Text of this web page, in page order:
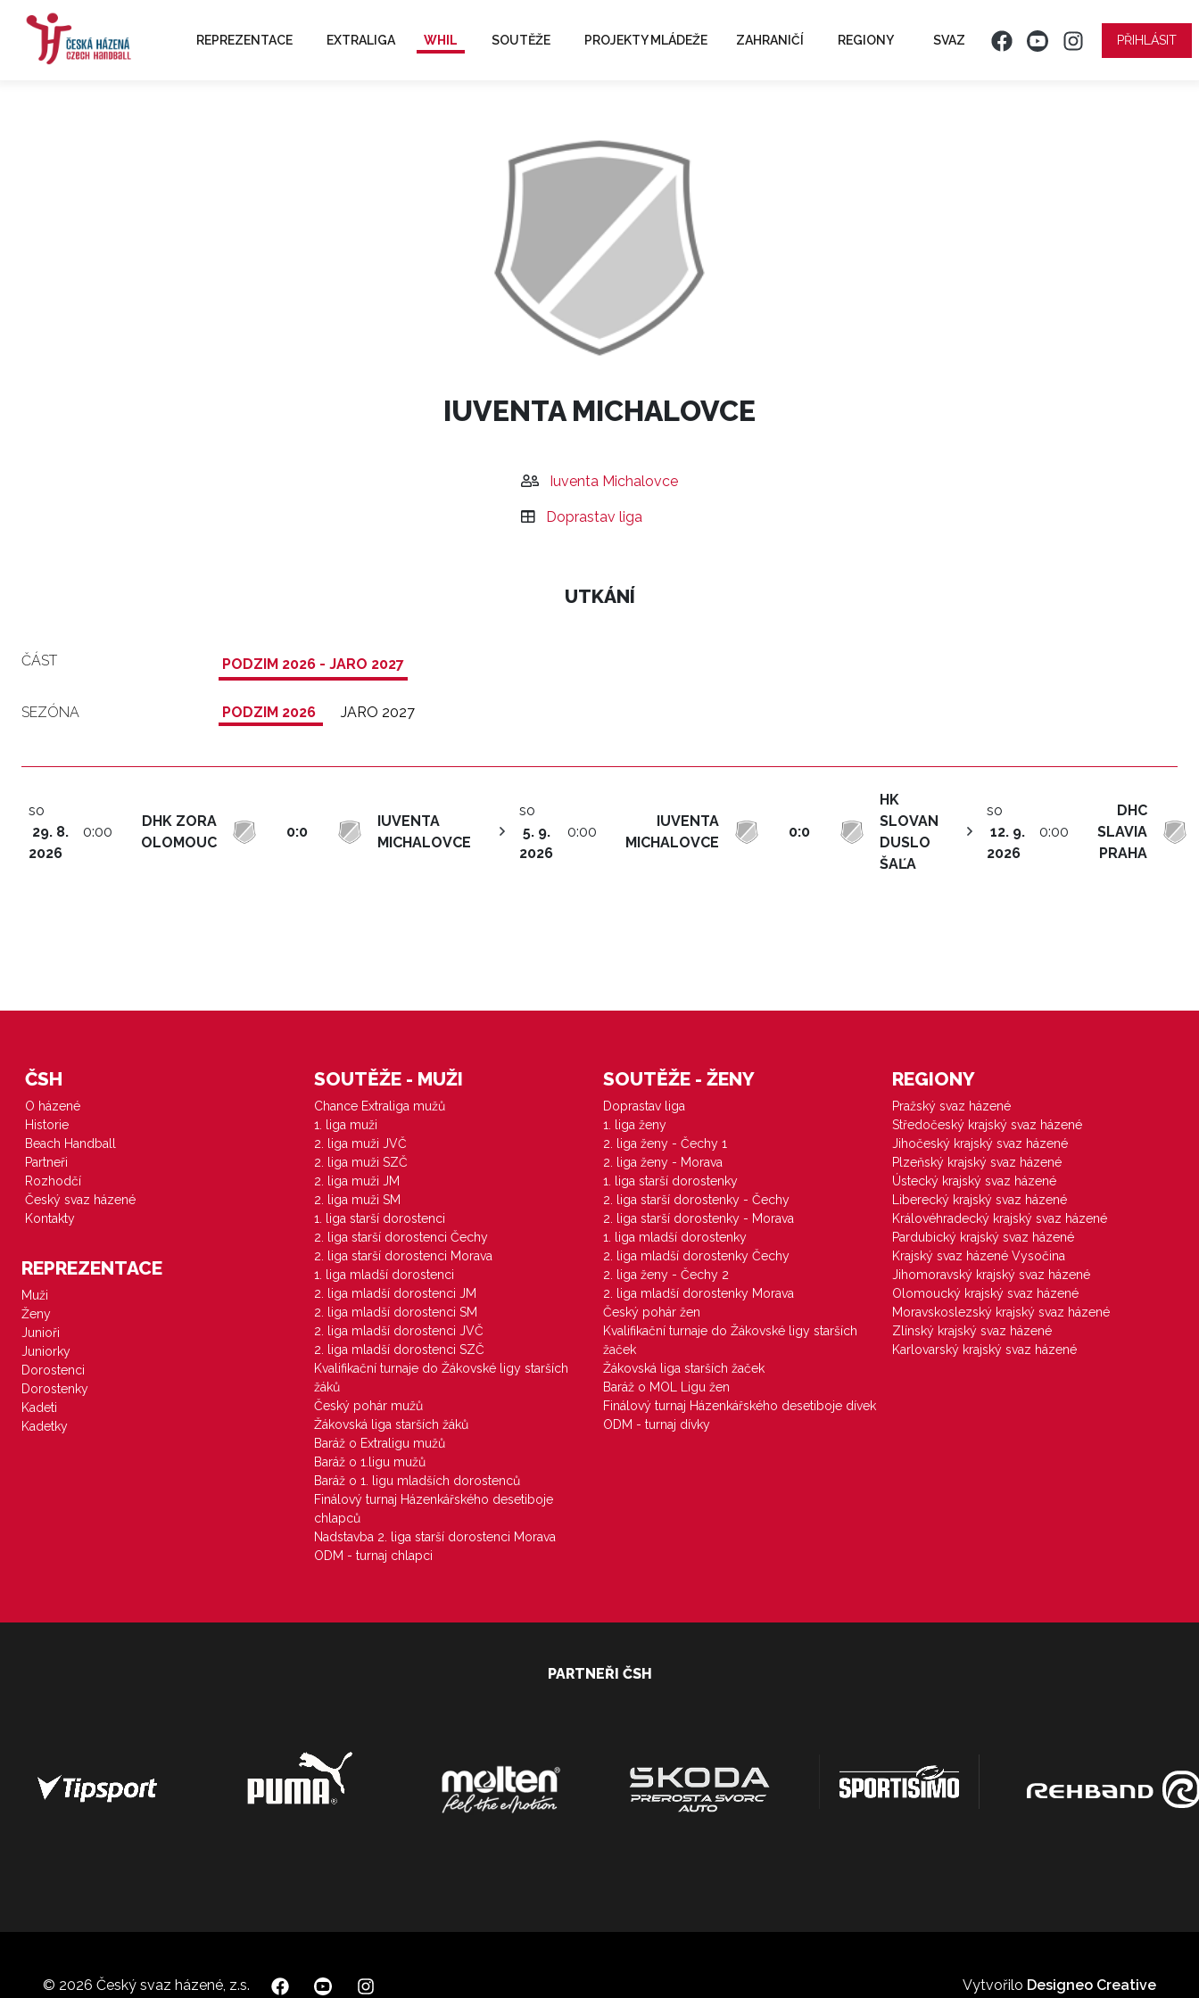
REPREZENTACE EXTRALIGA WHIL SOUTĚŽE PROJEKTY MLÁDEŽE ZAHRANIČÍ REGIONY SVAZ PŘIHLÁSIT
IUVENTA MICHALOVCE
Iuventa Michalovce
Doprastav liga
UTKÁNÍ
ČÁST PODZIM 2026 - JARO 2027
SEZÓNA PODZIM 2026 JARO 2027
so
29. 8.
2026
0:00
DHK ZORA
OLOMOUC
0:0
IUVENTA
MICHALOVCE
so
5. 9.
2026
0:00
IUVENTA
MICHALOVCE
0:0
HK
SLOVAN
DUSLO
ŠAĽA
so
12. 9.
2026
0:00
DHC
SLAVIA
PRAHA
ČSH
O házené
Historie
Beach Handball
Partneři
Rozhodčí
Český svaz házené
Kontakty
REPREZENTACE
Muži
Ženy
Junioři
Juniorky
Dorostenci
Dorostenky
Kadeti
Kadetky
SOUTĚŽE - MUŽI
Chance Extraliga mužů
1. liga muži
2. liga muži JVČ
2. liga muži SZČ
2. liga muži JM
2. liga muži SM
1. liga starší dorostenci
2. liga starší dorostenci Čechy
2. liga starší dorostenci Morava
1. liga mladší dorostenci
2. liga mladší dorostenci JM
2. liga mladší dorostenci SM
2. liga mladší dorostenci JVČ
2. liga mladší dorostenci SZČ
Kvalifikační turnaje do Žákovské ligy starších
žáků
Český pohár mužů
Žákovská liga starších žáků
Baráž o Extraligu mužů
Baráž o 1.ligu mužů
Baráž o 1. ligu mladších dorostenců
Finálový turnaj Házenkářského desetiboje
chlapců
Nadstavba 2. liga starší dorostenci Morava
ODM - turnaj chlapci
SOUTĚŽE - ŽENY
Doprastav liga
1. liga ženy
2. liga ženy - Čechy 1
2. liga ženy - Morava
1. liga starší dorostenky
2. liga starší dorostenky - Čechy
2. liga starší dorostenky - Morava
1. liga mladší dorostenky
2. liga mladší dorostenky Čechy
2. liga ženy - Čechy 2
2. liga mladší dorostenky Morava
Český pohár žen
Kvalifikační turnaje do Žákovské ligy starších
žaček
Žákovská liga starších žaček
Baráž o MOL Ligu žen
Finálový turnaj Házenkářského desetiboje dívek
ODM - turnaj dívky
REGIONY
Pražský svaz házené
Středočeský krajský svaz házené
Jihočeský krajský svaz házené
Plzeňský krajský svaz házené
Ústecký krajský svaz házené
Liberecký krajský svaz házené
Královéhradecký krajský svaz házené
Pardubický krajský svaz házené
Krajský svaz házené Vysočina
Jihomoravský krajský svaz házené
Olomoucký krajský svaz házené
Moravskoslezský krajský svaz házené
Zlínský krajský svaz házené
Karlovarský krajský svaz házené
PARTNEŘI ČSH
© 2026 Český svaz házené, z.s. Vytvořilo Designeo Creative